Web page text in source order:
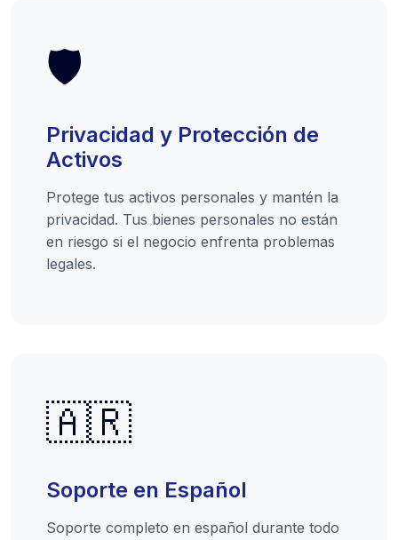
🛡️
Privacidad y Protección de
Activos
Protege tus activos personales y mantén la
privacidad. Tus bienes personales no están
en riesgo si el negocio enfrenta problemas
legales.
🇦🇷
Soporte en Español
Soporte completo en español durante todo